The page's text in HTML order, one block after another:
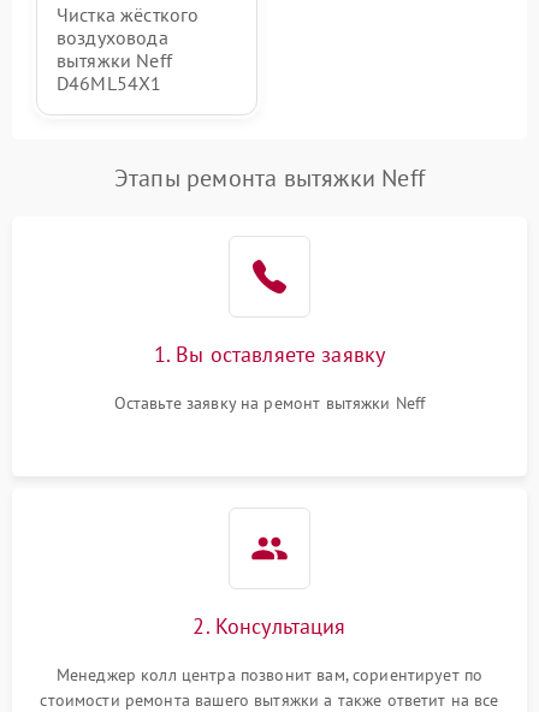
Чистка жёсткого
воздуховода
вытяжки Neff
D46ML54X1
Этапы ремонта вытяжки Neff
1. Вы оставляете заявку
Оставьте заявку на ремонт вытяжки Neff
2. Консультация
Менеджер колл центра позвонит вам, сориентирует по
стоимости ремонта вашего вытяжки а также ответит на все